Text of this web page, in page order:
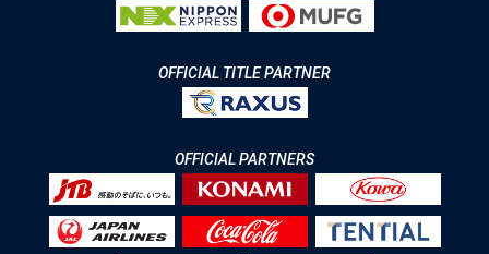
OFFICIAL TITLE PARTNER
OFFICIAL PARTNERS